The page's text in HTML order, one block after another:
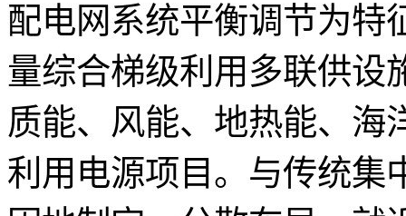
配电网系统平衡调节为特
量综合梯级利用多联供设
质能、风能、地热能、海
利用电源项目。与传统集